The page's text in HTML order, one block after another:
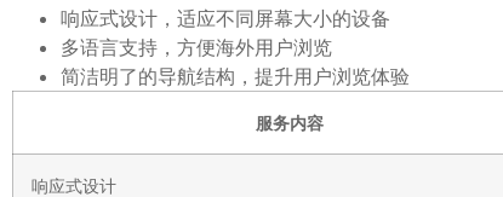
响应式设计，适应不同屏幕大小的设备
多语言支持，方便海外用户浏览
简洁明了的导航结构，提升用户浏览体验
服务内容
响应式设计